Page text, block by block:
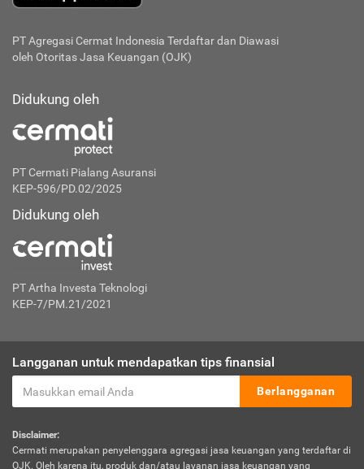
PT Agregasi Cermat Indonesia Terdaftar dan Diawasi
oleh Otoritas Jasa Keuangan (OJK)
Didukung oleh
PT Cermati Pialang Asuransi
KEP-596/PD.02/2025
Didukung oleh
PT Artha Investa Teknologi
KEP-7/PM.21/2021
Langganan untuk mendapatkan tips finansial
Berlangganan
Disclaimer:
Cermati merupakan penyelenggara agregasi jasa keuangan yang terdaftar di
OJK. Oleh karena itu, produk dan/atau layanan jasa keuangan yang